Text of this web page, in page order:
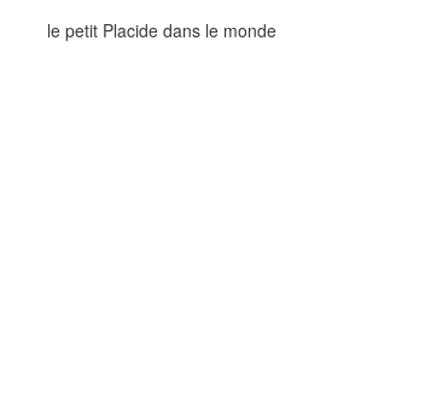
le petit Placide dans le monde